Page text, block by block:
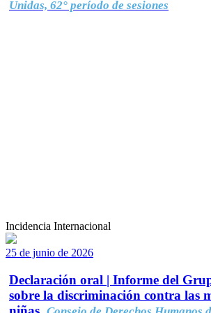
Unidas, 62° período de sesiones
Incidencia Internacional
25 de junio de 2026
Declaración oral | Informe del
sobre la discriminación contra las